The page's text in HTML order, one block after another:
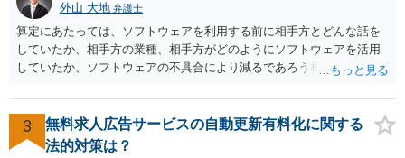
外山 大地 弁護士
算定にあたっては、ソフトウェアを利用する前に相手方とどんな話を
していたか、相手方の業種、相手方がどのようにソフトウェアを活用
していたか、ソフトウェアの不具合により減るであろう相手方の将来
ます。 すでに王先生からも回答されている通り、最寄りの弁護士に相
談されることをお勧めします。
3
無料求人広告サービスの自動更新有料化に関する
法的対策は？